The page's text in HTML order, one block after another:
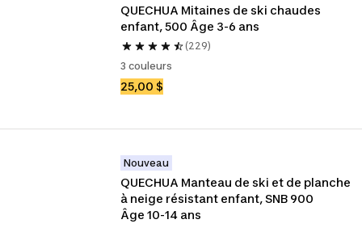
QUECHUA Mitaines de ski chaudes
enfant, 500 Âge 3-6 ans
(229)
3 couleurs
25,00 $
Nouveau
QUECHUA Manteau de ski et de planche
à neige résistant enfant, SNB 900
Âge 10-14 ans